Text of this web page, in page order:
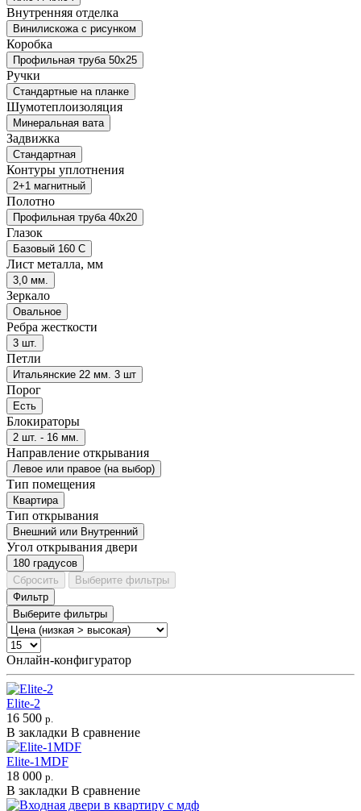
Внутренняя отделка
Винилискожа с рисунком
Коробка
Профильная труба 50х25
Ручки
Стандартные на планке
Шумотеплоизоляция
Минеральная вата
Задвижка
Стандартная
Контуры уплотнения
2+1 магнитный
Полотно
Профильная труба 40х20
Глазок
Базовый 160 С
Лист металла, мм
3,0 мм.
Зеркало
Овальное
Ребра жесткости
3 шт.
Петли
Итальянские 22 мм. 3 шт
Порог
Есть
Блокираторы
2 шт. - 16 мм.
Направление открывания
Левое или правое (на выбор)
Тип помещения
Квартира
Тип открывания
Внешний или Внутренний
Угол открывания двери
180 градусов
Сбросить
Выберите фильтры
Фильтр
Выберите фильтры
Онлайн-конфигуратор
Elite-2
16 500 р.
В закладки В сравнение
Elite-1MDF
18 000 р.
В закладки В сравнение